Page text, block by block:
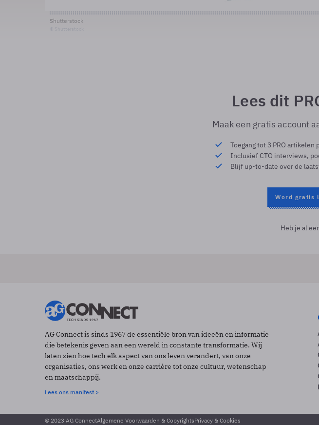
Shutterstock
Lees dit
Maak een gratis account
Toegang tot 3 PRO artikelen
Inclusief CTO interviews,
Blijf up-to-date over de
Word gratis
Heb je al
AG Connect is sinds 1967 de essentiële bron van ideeën en informatie
die betekenis geven aan een wereld in constante transformatie. Wij
laten zien hoe tech elk aspect van ons leven verandert, van onze
organisaties, ons werk en onze carrière tot onze cultuur, wetenschap
en maatschappij.
Lees ons manifest >
© 2023 AG ConnectAlgemene Voorwaarden & CopyrightsPrivacy & Cookies